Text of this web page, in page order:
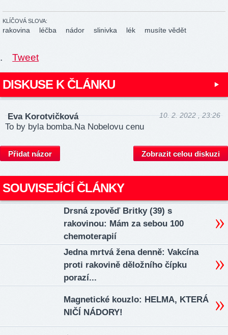
KLÍČOVÁ SLOVA:
rakovina léčba nádor slinivka lék musíte vědět
. Tweet
DISKUSE K ČLÁNKU
Eva Korotvičková 10. 2. 2022 , 23:26
To by byla bomba.Na Nobelovu cenu
Přidat názor Zobrazit celou diskuzi
SOUVISEJÍCÍ ČLÁNKY
Drsná zpověď Britky (39) s
rakovinou: Mám za sebou 100
chemoterapií
Jedna mrtvá žena denně: Vakcína
proti rakovině děložního čípku
porazí...
Magnetické kouzlo: HELMA, KTERÁ
NIČÍ NÁDORY!